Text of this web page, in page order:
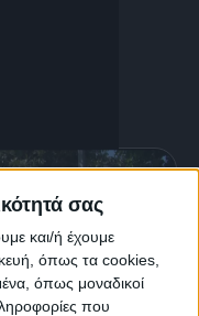
σας
και/ή έχουμε
όπως τα cookies,
όπως μοναδικοί
που